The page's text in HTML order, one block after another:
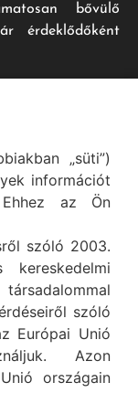
bővülő
érdeklődőként
„süti”)
információt
Ehhez az Ön
szóló 2003.
szóló
Európai Unió
Azon
országain